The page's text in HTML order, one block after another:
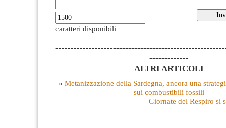
caratteri disponibili
-------------
ALTRI ARTICOLI
« Metanizzazione della Sardegna, ancora una
sui combustibili fossili
Giornate del Respiro si